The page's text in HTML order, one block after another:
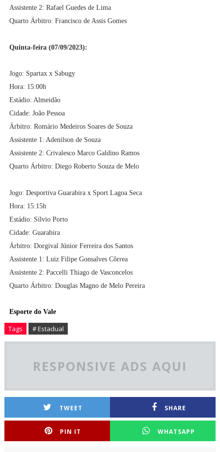
Assistente 2: Rafael Guedes de Lima
Quarto Árbitro: Francisco de Assis Gomes
Quinta-feira (07/09/2023):
Jogo: Spartax x Sabugy
Hora: 15:00h
Estádio: Almeidão
Cidade: João Pessoa
Árbitro: Romário Medeiros Soares de Souza
Assistente 1: Adenilson de Souza
Assistente 2: Crivalesco Marco Galdino Ramos
Quarto Árbitro: Diego Roberto Souza de Melo
Jogo: Desportiva Guarabira x Sport Lagoa Seca
Hora: 15:15h
Estádio: Sílvio Porto
Cidade: Guarabira
Árbitro: Dorgival Júnior Ferreira dos Santos
Assistente 1: Luiz Filipe Gonsalves Côrrea
Assistente 2: Paccelli Thiago de Vasconcelos
Quarto Árbitro: Douglas Magno de Melo Pereira
Esporte do Vale
Tags # Estadual
RESPONSIVE ADS AQUI
TWEET SHARE
PIN IT WHATSAPP